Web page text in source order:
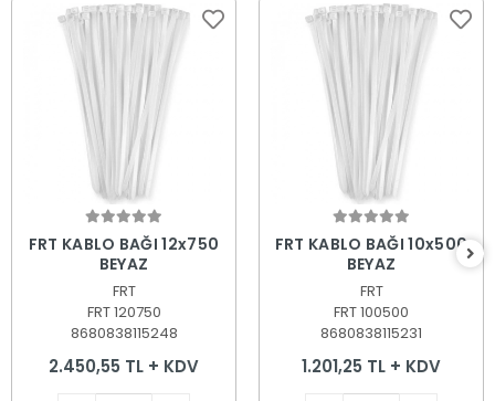
Sepete Ekle
FRT KABLO BAĞI 12x750
BEYAZ
FRT
FRT 120750
8680838115248
2.450,55 TL + KDV
Sepete Ekle
FRT KABLO BAĞI 10x500
BEYAZ
FRT
FRT 100500
8680838115231
1.201,25 TL + KDV